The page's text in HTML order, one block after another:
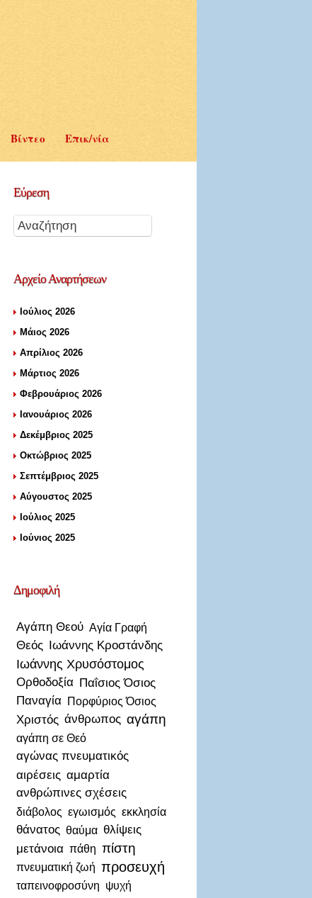
Βίντεο Επικ/νία
Εύρεση
ΑρχείοΑναρτήσεων
Ιούλιος 2026
Μάιος 2026
Απρίλιος 2026
Μάρτιος 2026
Φεβρουάριος 2026
Ιανουάριος 2026
Δεκέμβριος 2025
Οκτώβριος 2025
Σεπτέμβριος 2025
Αύγουστος 2025
Ιούλιος 2025
Ιούνιος 2025
Δημοφιλή
Αγάπη Θεού Αγία Γραφή
Θεός Ιωάννης Κροστάνδης
Ιωάννης Χρυσόστομος
Ορθοδοξία Παΐσιος Όσιος
Παναγία Πορφύριος Όσιος
Χριστός άνθρωπος αγάπη
αγάπη σε Θεό
αγώνας πνευματικός
αιρέσεις αμαρτία
ανθρώπινες σχέσεις
διάβολος εγωισμός εκκλησία
θάνατος θαύμα θλίψεις
μετάνοια πάθη πίστη
πνευματική ζωή προσευχή
ταπεινοφροσύνη ψυχή